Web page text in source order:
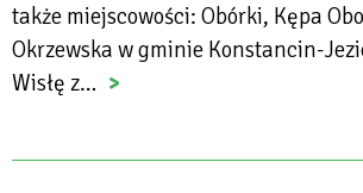
także miejscowości: Obórki, Kępa
Okrzewska w gminie Konstancin-
Wisłę z…